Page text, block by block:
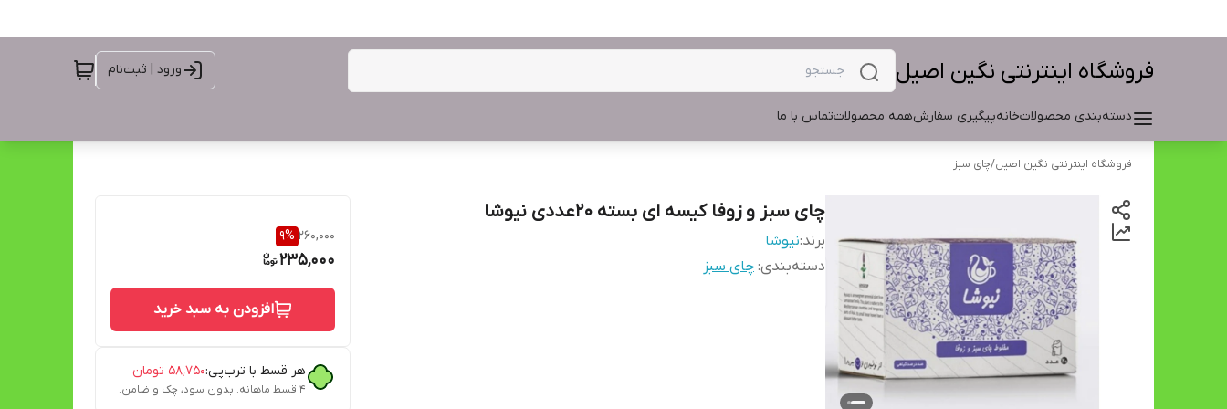
فروشگاه اینترنتی نگین اصیل ورود | ثبت‌نام
دسته‌بندی محصولاتخانهپیگیری سفارشهمه محصولاتتماس با ما
فروشگاه اینترنتی نگین اصیل/چای سبز
چای سبز و زوفا کیسه ای بسته 20عددی نیوشا
برند:نیوشا
دسته‌بندی: چای سبز
260,000
9%
235,000
افزودن به سبد خرید
هر قسط با ترب‌پی:۵۸٬۷۵۰ تومان
۴ قسط ماهانه. بدون سود، چک و ضامن.